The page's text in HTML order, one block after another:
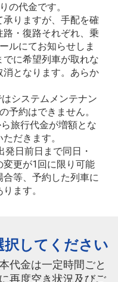
の代金です。
承りますが、手配を確
・復路それぞれ、乗
ルにてお知らせしま
に希望列車が取れな
となります。あらか
システムメンテナン
予約はできません。
旅行代金が増額とな
だきます。
発日前日まで同日・
更が1回に限り可能
等、予約した列車に
ます。
択してください
代金は一定時間ごと
再度空き状況及びご